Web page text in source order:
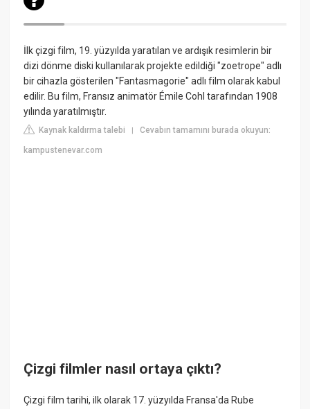
İlk çizgi film, 19. yüzyılda yaratılan ve ardışık resimlerin bir
dizi dönme diski kullanılarak projekte edildiği "zoetrope" adlı
bir cihazla gösterilen "Fantasmagorie" adlı film olarak kabul
edilir. Bu film, Fransız animatör Émile Cohl tarafından 1908
yılında yaratılmıştır.
Kaynak kaldırma talebi |Cevabın tamamını burada okuyun:
kampustenevar.com
Çizgi filmler nasıl ortaya çıktı?
Çizgi film tarihi, ilk olarak 17. yüzyılda Fransa'da Rube